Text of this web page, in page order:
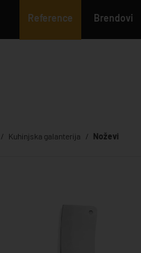
Reference Brendovi
Kuhinjska galanterija Noževi